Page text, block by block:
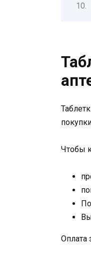
Чтобы
Оплата